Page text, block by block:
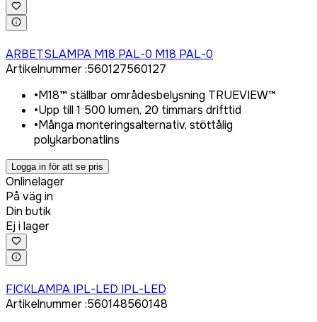
ARBETSLAMPA M18 PAL-0 M18 PAL-0
Artikelnummer:560127560127
•M18™ ställbar områdesbelysning TRUEVIEW™
•Upp till 1 500 lumen, 20 timmars drifttid
•Många monteringsalternativ, stöttålig
polykarbonatlins
Logga in för att se pris
Onlinelager
På väg in
Din butik
Ej i lager
FICKLAMPA IPL-LED IPL-LED
Artikelnummer:560148560148